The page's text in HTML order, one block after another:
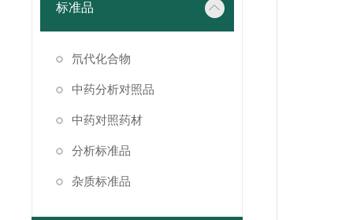
标准品
氘代化合物
中药分析对照品
中药对照药材
分析标准品
杂质标准品